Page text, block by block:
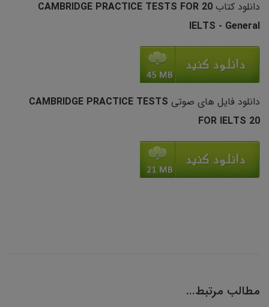
دانلود کتاب 20
CAMBRIDGE PRACTICE TESTS FOR
IELTS - General
دانلود فایل های صوتی CAMBRIDGE PRACTICE TESTS
FOR IELTS 20
مطالب مرتبط...